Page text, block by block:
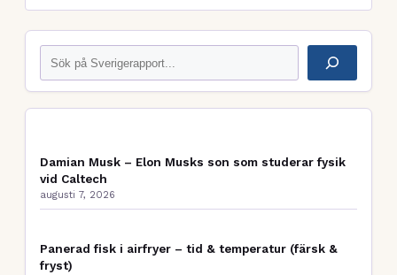
Damian Musk – Elon Musks son som studerar fysik
vid Caltech
augusti 7, 2026
Panerad fisk i airfryer – tid & temperatur (färsk &
fryst)